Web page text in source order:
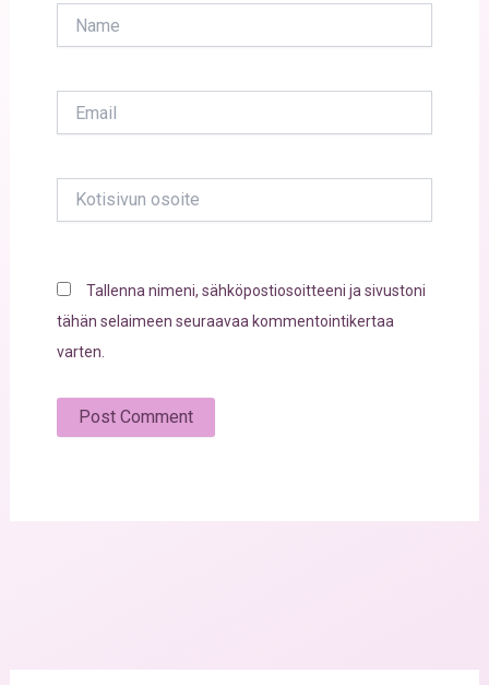
osoite
Tallenna nimeni, sähköpostiosoitteeni ja sivustoni
tähän selaimeen seuraavaa kommentointikertaa
varten.